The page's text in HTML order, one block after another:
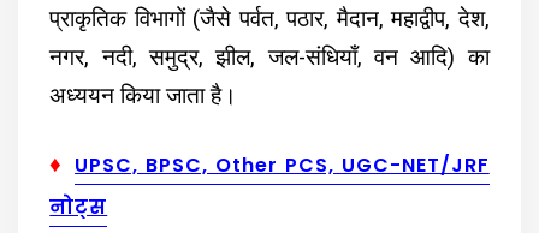
प्राकृतिक विभागों (जैसे पर्वत, पठार, मैदान, महाद्वीप, देश,
नगर, नदी, समुद्र, झील, जल-संधियाँ, वन आदि) का
अध्ययन किया जाता है।
♦ UPSC, BPSC, Other PCS, UGC-NET/JRF
नोट्स